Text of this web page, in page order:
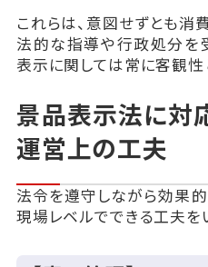
これらは、意図せずとも消
法的な指導や行政処分を
表示に関しては常に客観性
景品表示法に対
運営上の工夫
法令を遵守しながら効果
現場レベルでできる工夫を